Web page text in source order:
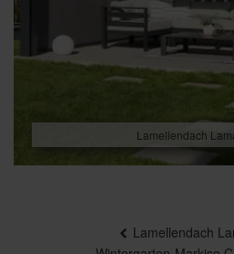
Lamellendach
Lamellendach